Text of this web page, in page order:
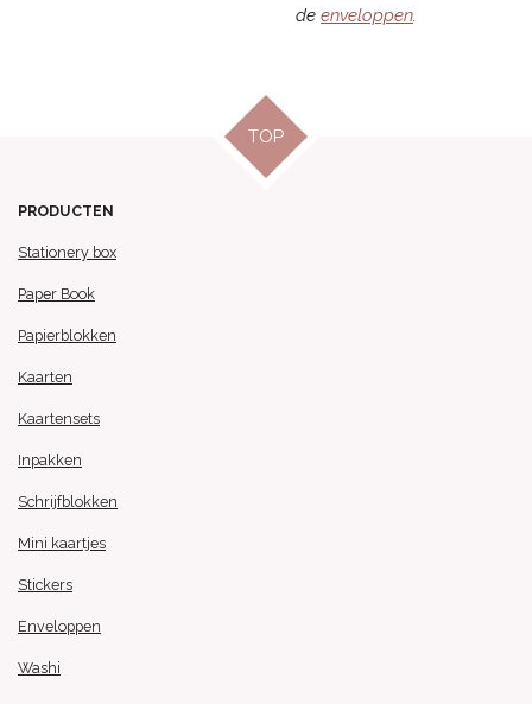
de enveloppen.
TOP
PRODUCTEN
Stationery box
Paper Book
Papierblokken
Kaarten
Kaartensets
Inpakken
Schrijfblokken
Mini kaartjes
Stickers
Enveloppen
Washi